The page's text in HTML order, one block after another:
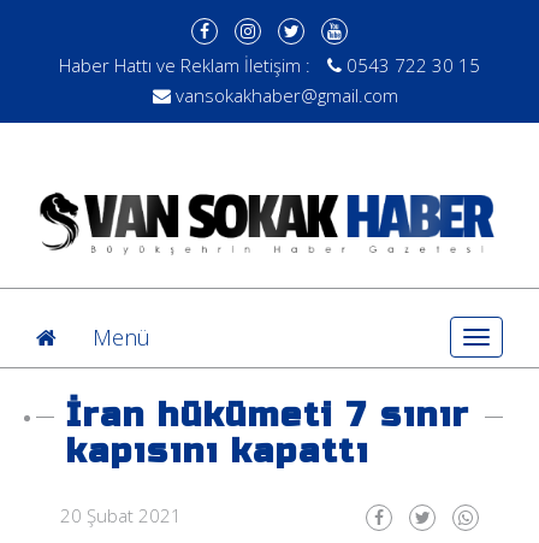
Haber Hattı ve Reklam İletişim :
0543 722 30 15
vansokakhaber@gmail.com
Toggle
Menü
İran hükümeti 7 sınır
kapısını kapattı
20 Şubat 2021